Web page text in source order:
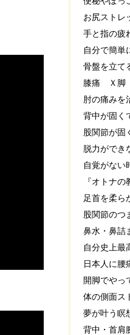
お尻ストレ
手と指の
自分で簡単
骨盤を立て
膝痛 Ｘ脚
肘の痛みを
背中が固く
股関節が固
脱力ができ
自覚がない
『オトナ
足首を柔ら
股関節のつ
鼻水・鼻詰
自分史上最
日本人に腰
開脚でやっ
体の側面ス
夢が叶う瞑
背中・首肩